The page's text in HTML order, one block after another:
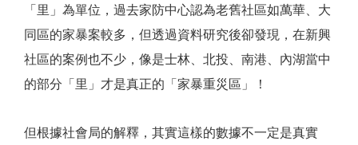
「里」為單位，過去家防中心認為老舊社區如萬華、大
同區的家暴案較多，但透過資料研究後卻發現，在新興
社區的案例也不少，像是士林、北投、南港、內湖當中
的部分「里」才是真正的「家暴重災區」！
但根據社會局的解釋，其實這樣的數據不一定是真實